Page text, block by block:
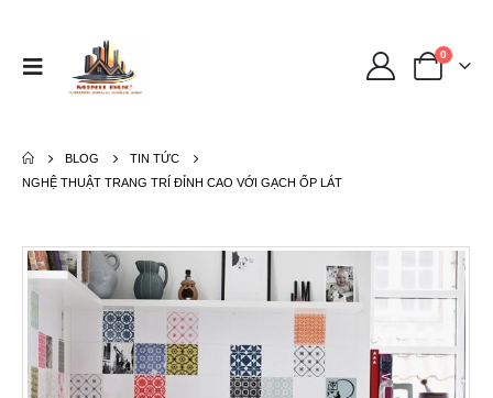
0
BLOG
TIN TỨC
NGHỆ THUẬT TRANG TRÍ ĐỈNH CAO VỚI GẠCH ỐP LÁT